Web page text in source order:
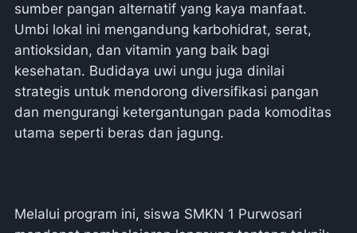
sumber pangan alternatif yang kaya manfaat.
Umbi lokal ini mengandung karbohidrat, serat,
antioksidan, dan vitamin yang baik bagi
kesehatan. Budidaya uwi ungu juga dinilai
strategis untuk mendorong diversifikasi pangan
dan mengurangi ketergantungan pada komoditas
utama seperti beras dan jagung.
Melalui program ini, siswa SMKN 1 Purwosari